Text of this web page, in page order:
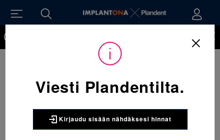
Oikominen / Muut oikomishoidon tarvikkeet
603-063 Suojavaha potilaalle rasiassa 1 x 100 kpl
3M UNITEK
603-063 Suojavaha potilaalle
rasiassa 1 x 100 kpl
Viesti Plandentilta.
Kirjaudu sisään nähdäksesi hinnat